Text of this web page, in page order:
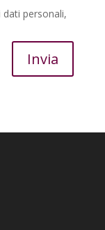
personali,
Invia